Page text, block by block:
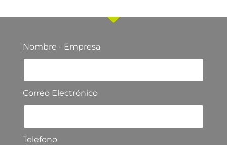
Nombre - Empresa
Correo Electrónico
Telefono